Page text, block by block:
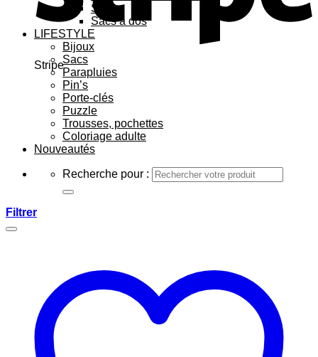
Stripe
Sacs
Sacs à dos
LIFESTYLE
Bijoux
Sacs
Parapluies
Pin’s
Porte-clés
Puzzle
Trousses, pochettes
Coloriage adulte
Nouveautés
Recherche pour :
Filtrer